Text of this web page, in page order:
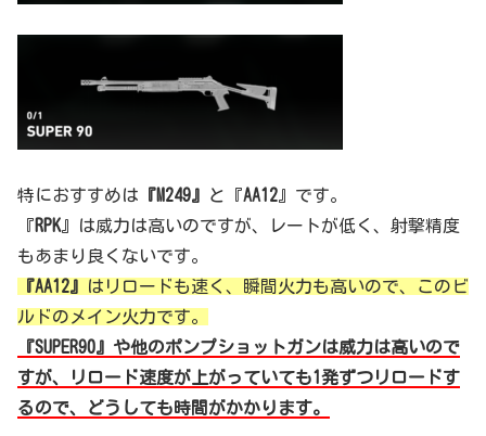
特におすすめは 『M249』 と『AA12』です。
『RPK』は威力は高いのですが、レートが低く、射撃精度
もあまり良くないです。
『AA12』
はリロードも速く、瞬間火力も高いので、このビ
ルドのメイン火力です。
『SUPER90』や他のポンプショットガンは威力は高いので
すが、リロード速度が上がっていても1発ずつリロードす
るので、どうしても時間がかかります。